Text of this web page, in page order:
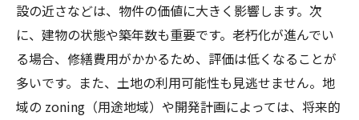
設の近さなどは、物件の価値に大きく影響します。次
に、建物の状態や築年数も重要です。老朽化が進んでい
る場合、修繕費用がかかるため、評価は低くなることが
多いです。また、土地の利用可能性も見逃せません。地
域の zoning（用途地域）や開発計画によっては、将来的